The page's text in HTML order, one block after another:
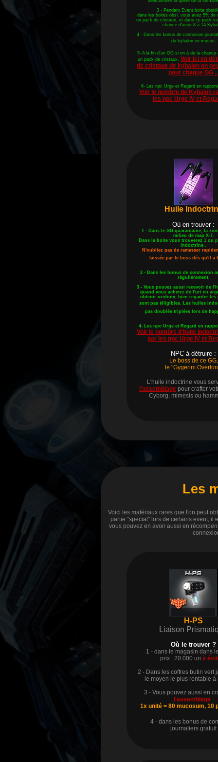
3 - Pendant Event boite
dans les boites obsi. vous avez 5% de
un pack de cristaux, et dans ce pack
chance d'avoir 8 à 14
4 - Dans les bonus de connexion
du kyhalon en masse.
5- A la fin d'un GG si on à de la chance
un pack de cristaux, Voir ici en
de cristaux de kyhalon on
pour chaque GG
6- Les npc Urge et Regard en
Voir le nombre de Kyhalon
les npc Urge IV et
Huile
Où en trouver :
1 - Dans le GG quarantaine, la
milieu de map X-7.
Dans la boite vous trouverez 1 ou
indoctrine .
N'oubliez pas de ramasser
laissée par le boss dès qu'il a
2 - Dans les bonus de connexion
régulièrement.
3 - Vous pouvez aussi recevoir de
quand vous achetez de l'uri en
obtenir uridium, bien regarder les
sont pas élligibles.
Les huiles
pas doublée triplées lors de
4- Les npc Urge et Regard en
Voir le nombre d'huile
par les npc Urge IV et
NPC à détruire :
Le boss de ce GG,
le "Gygerim
L'huile indoctrine vous
l'assemblage pour crafter
Cyborg, mimesis ou
Les
Voici les matériaux rares que l'on peut
partie "special" lors de certains event, il
vous pouvez en avoir aussi en
H-PS
Liaison
Où le trouver ?
1 - dans le magasin dans
prix : 20 000 uri à
2 - Dans les coffres butin vert
le moyen le plus rentable à
3 - Vous pouvez aussi en
l'assemblage:
1x unité = 80 mucosum, 10
4 - dans les bonus de
journaliers gratuit